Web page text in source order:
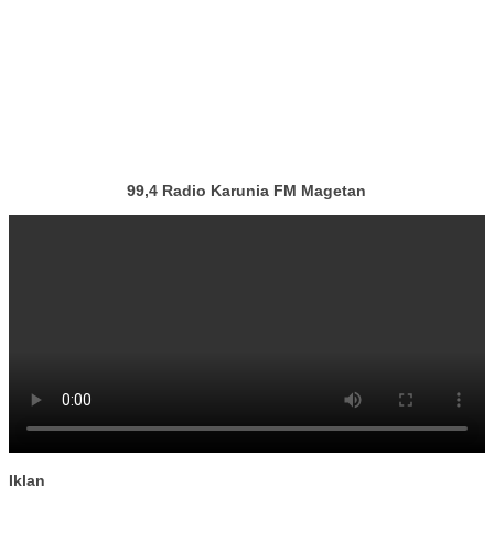
99,4 Radio Karunia FM Magetan
Iklan